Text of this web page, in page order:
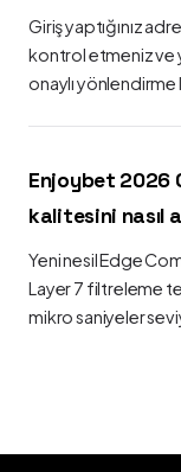
Giriş yaptığınız
kontrol etmeniz ve
onaylı yönlendirme
Enjoybet 2026
kalitesini nasıl
Yeni nesil Edge
Layer 7 filtreleme
mikro saniyeler